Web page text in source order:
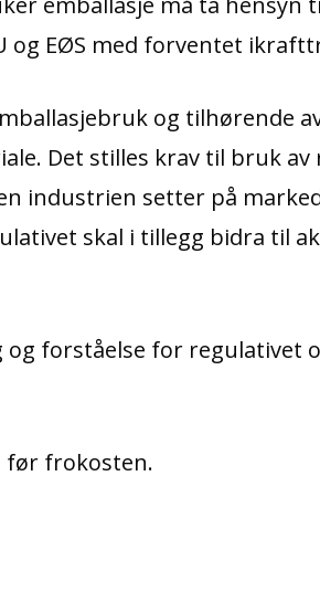
EØS med forventet
og tilhørende
Det stilles krav til bruk
industrien setter på
skal i tillegg bidra til
forståelse for regulativet
før frokosten.